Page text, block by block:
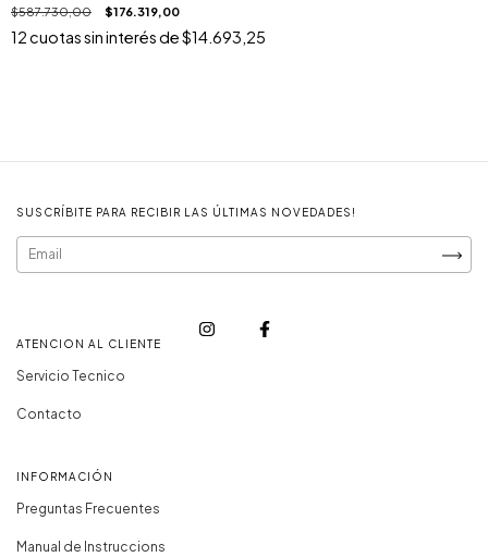
$587.730,00 $176.319,00
12cuotas sin interés de$14.693,25
SUSCRÍBITE PARA RECIBIR LAS ÚLTIMAS NOVEDADES!
ATENCION AL CLIENTE
Servicio Tecnico
Contacto
INFORMACIÓN
Preguntas Frecuentes
Manual de Instruccions